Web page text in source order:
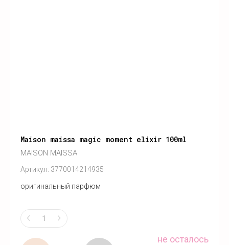
Maison maissa magic moment elixir 100ml
MAISON MAISSA
Артикул: 3770014214935
оригинальный парфюм
не осталось